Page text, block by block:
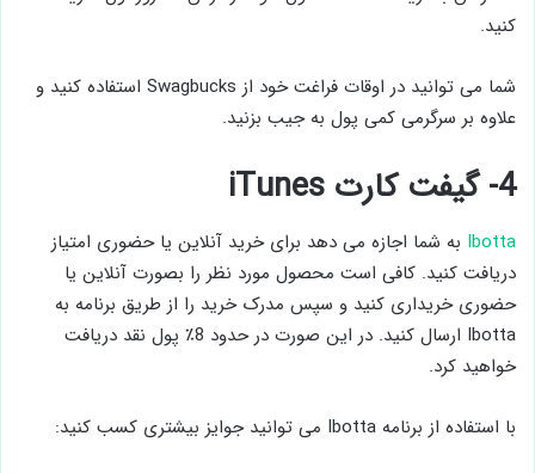
کنید.
شما می توانید در اوقات فراغت خود از Swagbucks استفاده کنید و
علاوه بر سرگرمی کمی پول به جیب بزنید.
4- گیفت کارت iTunes
Ibotta به شما اجازه می دهد برای خرید آنلاین یا حضوری امتیاز
دریافت کنید. کافی است محصول مورد نظر را بصورت آنلاین یا
حضوری خریداری کنید و سپس مدرک خرید را از طریق برنامه به
Ibotta ارسال کنید. در این صورت در حدود 8٪ پول نقد دریافت
خواهید کرد.
با استفاده از برنامه Ibotta می توانید جوایز بیشتری کسب کنید: